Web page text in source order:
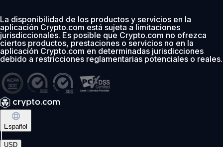
La disponibilidad de los productos y servicios en la
aplicación Crypto.com está sujeta a limitaciones
jurisdiccionales. Es posible que Crypto.com no ofrezca
ciertos productos, prestaciones o servicios no en la
aplicación Crypto.com en determinadas jurisdicciones
debido a restricciones reglamentarias potenciales o reales.
Español
USD